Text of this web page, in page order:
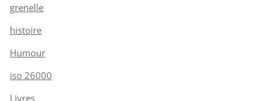
grenelle
histoire
Humour
iso 26000
Livres